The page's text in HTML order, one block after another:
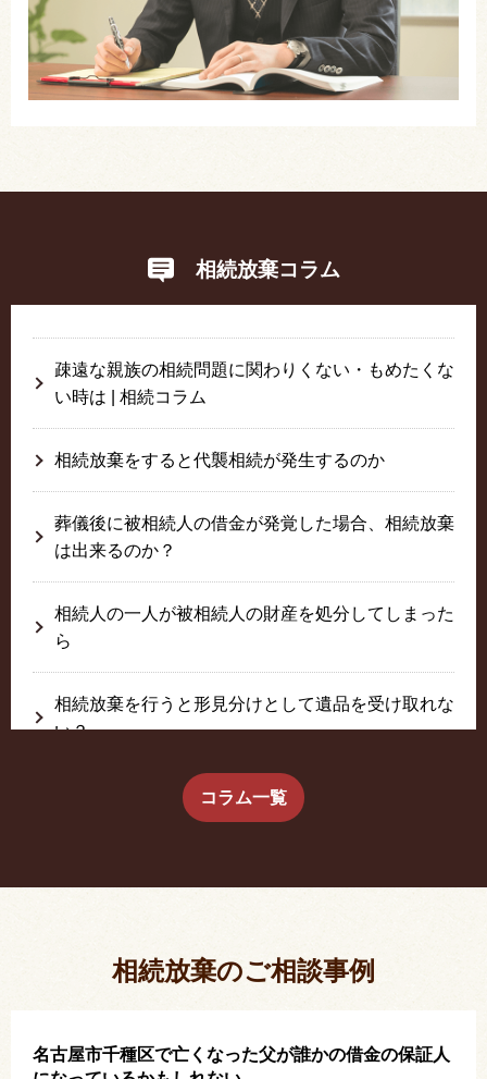
相続放棄コラム
疎遠な親族の相続問題に関わりくない・もめたくな
い時は | 相続コラム
相続放棄をすると代襲相続が発生するのか
葬儀後に被相続人の借金が発覚した場合、相続放棄
は出来るのか？
相続人の一人が被相続人の財産を処分してしまった
ら
相続放棄を行うと形見分けとして遺品を受け取れな
い？
生前に相続放棄すると約束した念書は有効か？
コラム一覧
相続放棄のご相談事例
名古屋市千種区で亡くなった父が誰かの借金の保証人